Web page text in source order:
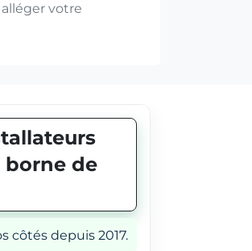
votre
borne de
côtés depuis 2017.